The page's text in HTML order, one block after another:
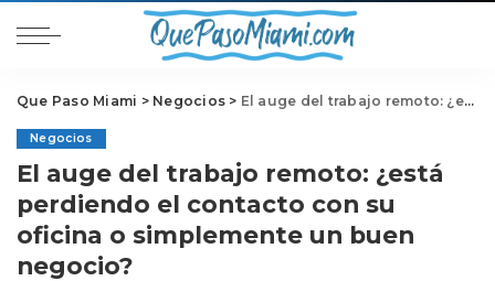
Que Paso Miami > Negocios > El auge del trabajo remoto: ¿está perdiendo el contacto con su oficina o simplemente un buen negocio?
Negocios
El auge del trabajo remoto: ¿está
perdiendo el contacto con su
oficina o simplemente un buen
negocio?